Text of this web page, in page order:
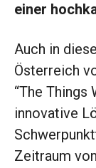
einer
Auch in
Österreich
“The Things
innovative
Zeitraum